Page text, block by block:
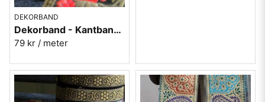
DEKORBAND
Dekorband - Kantband i textil Nr 93
79 kr / meter